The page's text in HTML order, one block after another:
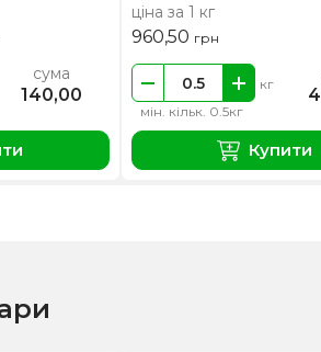
сума
140,00
ціна за 1 кг
960,50 грн
мін. кільк. 0.5кг
кг
Купити